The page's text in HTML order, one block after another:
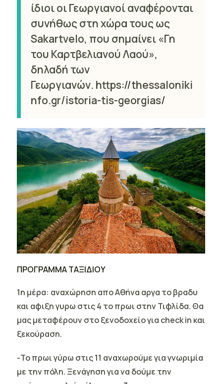
ίδιοι οι Γεωργιανοί αναφέρονται
συνήθως στη χώρα τους ως
Sakartvelo, που σημαίνει «Γη
του Καρτβελιανού Λαού»,
δηλαδή των
Γεωργιανών. https://thessaloniki
nfo.gr/istoria-tis-georgias/
ΠΡΟΓΡΑΜΜΑ ΤΑΞΙΔΙΟΥ
1η μέρα: αναχώρηση απο Αθήνα αργα το βραδυ
και αφιξη γυρω στις 4 το πρωι στην Τιφλίδα. Θα
μας μεταφέρουν στο ξενοδοχείο για check in και
ξεκούραση.
-Το πρωι γύρω στις 11 αναχωρούμε γιαγνωριμία
με την πόλη. Ξενάγηση για να δούμε την